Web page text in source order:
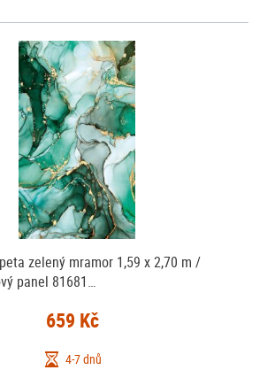
zelený mramor 1,59 x 2,70 m /
panel 81681…
659 Kč
4-7 dnů